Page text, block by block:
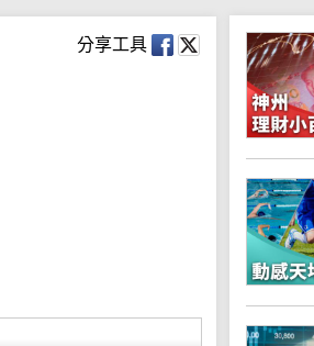
c
h
分享工具